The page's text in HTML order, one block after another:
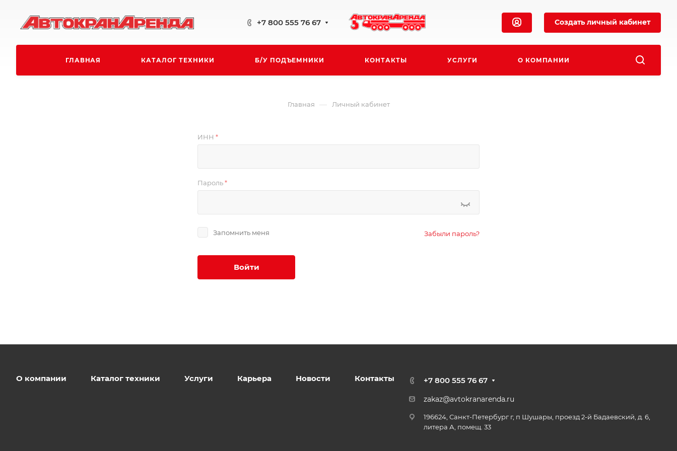
+7 800 555 76 67 Создать личный кабинет
ГЛАВНАЯ КАТАЛОГ ТЕХНИКИ Б/У ПОДЪЕМНИКИ КОНТАКТЫ УСЛУГИ О КОМПАНИИ
Главная — Личный кабинет
ИНН *
Пароль*
Запомнить меня Забыли пароль?
Войти
О компании Каталог техники Услуги Карьера Новости Контакты +7 800 555 76 67
zakaz@avtokranarenda.ru
196624, Санкт-Петербург г, п Шушары, проезд 2-й Бадаевский, д. 6,
литера А, помещ. 33